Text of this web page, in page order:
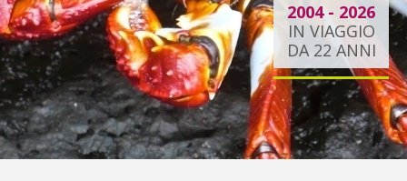
2004 - 2026
IN VIAGGIO
DA 22 ANNI
Oltre le rotte comuni:
la tua esperienza
esclusiva.